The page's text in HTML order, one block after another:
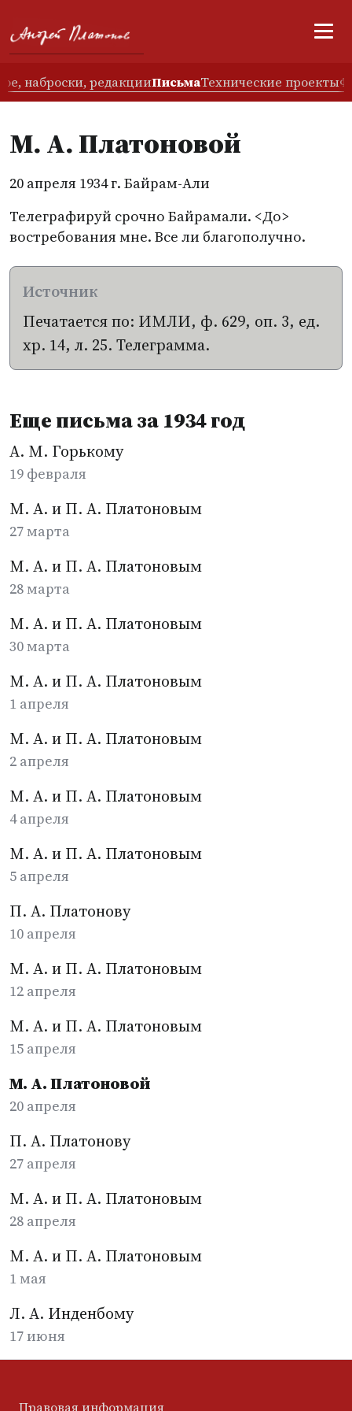
наброски, редакцииПисьмаТехнические проекты
М. А. Платоновой
20 апреля 1934 г. Байрам-Али
Телеграфируй срочно Байрамали. <До>
востребования мне. Все ли благополучно.
Печатается по: ИМЛИ, ф. 629, оп. 3, ед.
хр. 14, л. 25. Телеграмма.
Еще письма за 1934 год
А. М. Горькому
19 февраля
М. А. и П. А. Платоновым
27 марта
М. А. и П. А. Платоновым
28 марта
М. А. и П. А. Платоновым
30 марта
М. А. и П. А. Платоновым
1 апреля
М. А. и П. А. Платоновым
2 апреля
М. А. и П. А. Платоновым
4 апреля
М. А. и П. А. Платоновым
5 апреля
П. А. Платонову
10 апреля
М. А. и П. А. Платоновым
12 апреля
М. А. и П. А. Платоновым
15 апреля
М. А. Платоновой
20 апреля
П. А. Платонову
27 апреля
М. А. и П. А. Платоновым
28 апреля
М. А. и П. А. Платоновым
1 мая
Л. А. Инденбому
17 июня
Правовая информация